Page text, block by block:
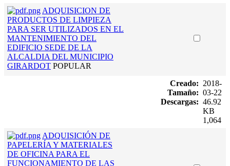
ADQUISICION DE
PRODUCTOS DE LIMPIEZA
PARA SER UTILIZADOS EN EL
MANTENIMIENTO DEL
EDIFICIO SEDE DE LA
ALCALDIA DEL MUNICIPIO
GIRARDOT POPULAR
Creado:
Tamaño:
Descargas:
2018-
03-22
46.92
KB
1,064
ADQUISICIÓN DE
PAPELERÍA Y MATERIALES
DE OFICINA PARA EL
FUNCIONAMIENTO DE LAS